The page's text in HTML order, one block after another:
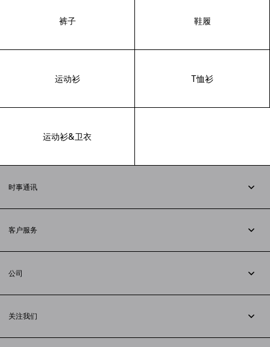
裤子 鞋履
运动衫 T恤衫
运动衫&卫衣
时事通讯
客户服务
配送方式
支付
常见问题解答
公司
法律问题
联合国世界粮食计划署
关注我们